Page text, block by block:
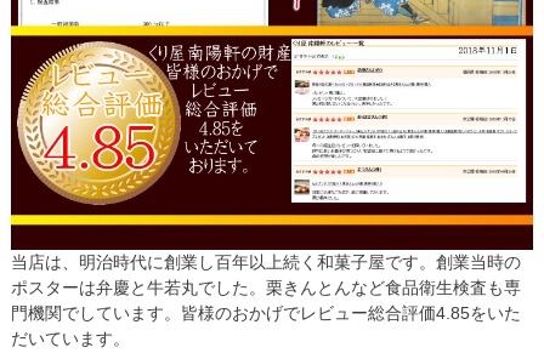
当店は、明治時代に創業し百年以上続く和菓子屋です。創業当時の
ポスターは弁慶と牛若丸でした。栗きんとんなど食品衛生検査も専
門機関でしています。皆様のおかげでレビュー総合評価4.85をいた
だいています。